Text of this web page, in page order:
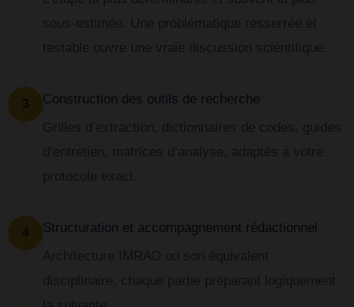
3
Construction des outils de recherche
4
Structuration et accompagnement rédactionnel